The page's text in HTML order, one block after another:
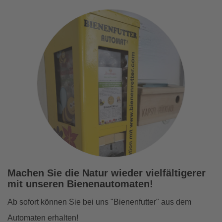
unser vhs-Team und planen spannende Events. Alle von
der vhs angebotenen DLC-Kurse sowie weitere
Informationen zum DLC-Projekt finden Sie hier:
Machen Sie die Natur wieder vielfältigerer
mit unseren Bienenautomaten!
Ab sofort können Sie bei uns "Bienenfutter" aus dem
Automaten erhalten!